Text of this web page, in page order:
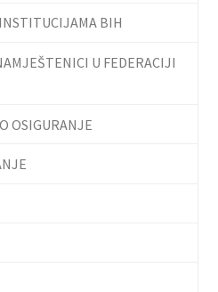
BIH
U FEDERACIJI
OSIGURANJE